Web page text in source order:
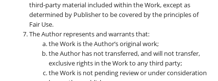
third-party material included within the Work, except as
determined by Publisher to be covered by the principles of
Fair Use.
The Author represents and warrants that:
the Work is the Author’s original work;
the Author has not transferred, and will not transfer,
exclusive rights in the Work to any third party;
the Work is not pending review or under consideration